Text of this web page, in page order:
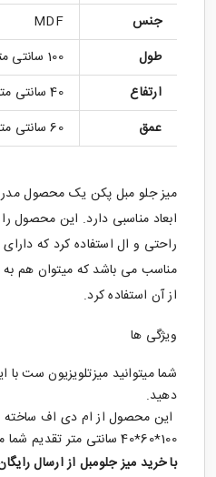
جنس
MDF
طول
100 سانتی متر
ارتفاع
40 سانتی متر
عمق
60 سانتی متر
میز جلو مبل پکن یک محصول
ابعاد مناسبی دارد. این محصول را
راحتی و ال استفاده کرد که
مناسب می باشد که میتوان هم
از آن استفاده کرد.
ویژگی ها
شما میتوانید میزتلویزیون ست
دهید.
این محصول از ام دی اف ساخته
100*60*40 سانتی متر تقدیم شما می شود.
با خرید میز جلومبل از ارسال